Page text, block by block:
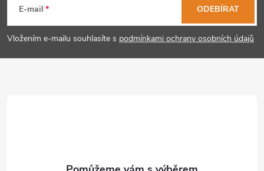
p
E-mail
Vložením e-mailu souhlasíte s podmínkami ochrany osobních údajů
ODEBÍRAT